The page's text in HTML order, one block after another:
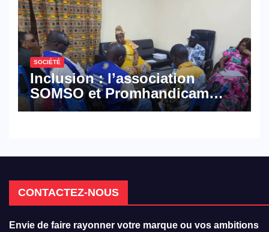
SOCIÉTÉ
Inclusion : l’association
SOMSO et Promhandicam
militent en faveur d’une
CONTACTEZ-NOUS
Envie de faire rayonner votre marque ou vos ambitions